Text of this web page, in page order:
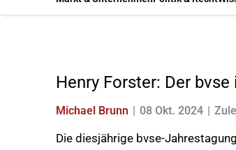
Henry Forster: Der
Michael Brunn 08 Okt. 2024
Die diesjährige bvse-